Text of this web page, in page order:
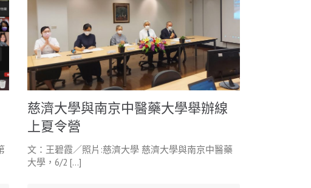
慈濟大學與南京中醫藥大學舉辦線
上夏令營
文：王碧霞／照片:慈濟大學 慈濟大學與南京中醫藥
大學，6/2 […]